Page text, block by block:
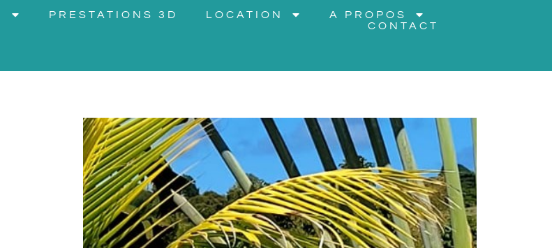
PRESTATIONS 3D LOCATION
A PROPOS
CONTACT